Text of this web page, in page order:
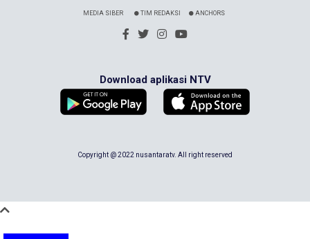
MEDIA SIBER TIM REDAKSI ANCHORS
Download aplikasi NTV
Copyright @ 2022 nusantaratv. All right reserved